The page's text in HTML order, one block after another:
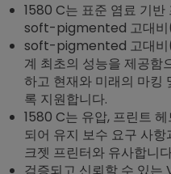
1580 C는 표준 염료 기
soft-pigmented 고대
soft-pigmented 고대비
계 최초의 성능을 제공함
하고 현재와 미래의 마킹
록 지원합니다.
1580 C는 유압, 프린트
되어 유지 보수 요구 사
크젯 프린터와 유사합니